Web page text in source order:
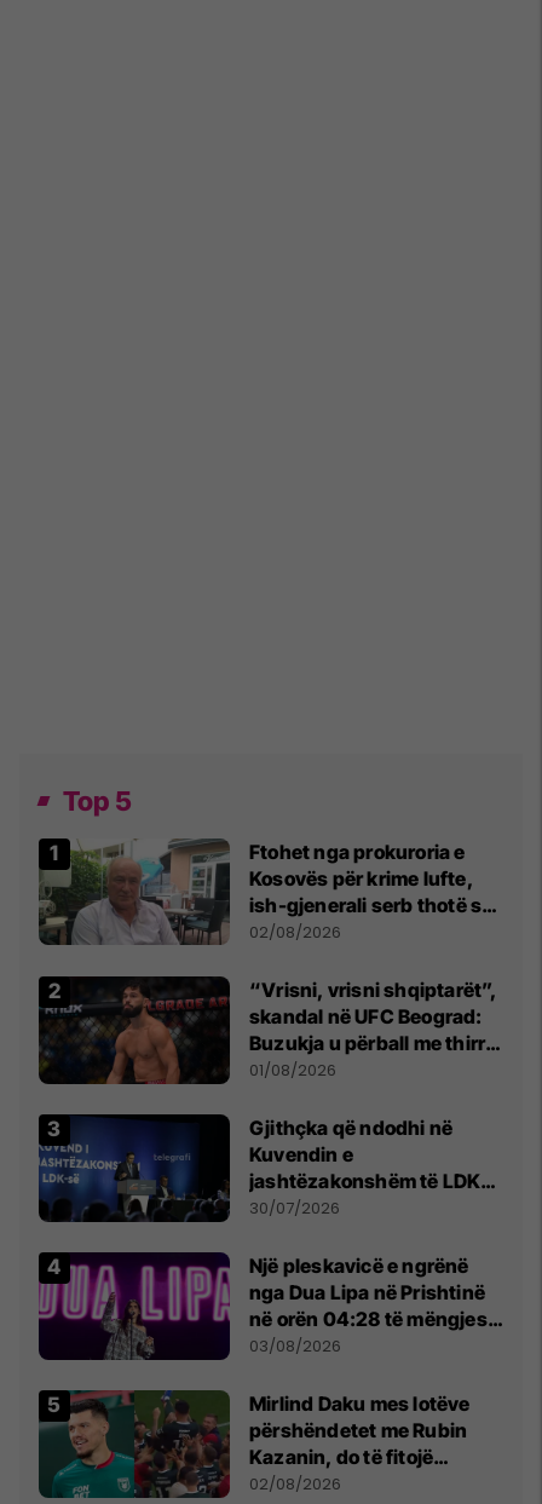
Top 5
Ftohet nga prokuroria e
Kosovës për krime lufte,
ish-gjenerali serb thotë se
dikush e tradhtoi në
02/08/2026
“Vrisni, vrisni shqiptarët”,
skandal në UFC Beograd:
Buzukja u përball me thirrje
anti-shqiptare nga
01/08/2026
Gjithçka që ndodhi në
Kuvendin e
jashtëzakonshëm të LDK-
së
30/07/2026
Një pleskavicë e ngrënë
nga Dua Lipa në Prishtinë
në orën 04:28 të mëngjesit
- dhe bota digjitale serbe
03/08/2026
Mirlind Daku mes lotëve
përshëndetet me Rubin
Kazanin, do të fitojë
miliona te Spartak Moska
02/08/2026